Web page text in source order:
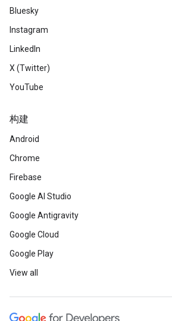
Bluesky
Instagram
LinkedIn
X (Twitter)
YouTube
构建
Android
Chrome
Firebase
Google AI Studio
Google Antigravity
Google Cloud
Google Play
View all